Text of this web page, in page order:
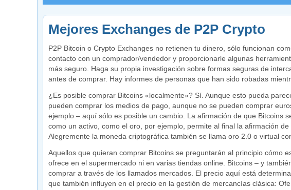
Mejores Exchanges de P2P Crypto
P2P Bitcoin o Crypto Exchanges no retienen tu dinero, sólo funcionan
contacto con un comprador/vendedor y proporcionarle algunas
más seguro. Haga su propia investigación sobre formas seguras de
antes de comprar. Hay informes de personas que han sido robadas
¿Es posible comprar Bitcoins «localmente»? Sí. Aunque esto pueda
pueden comprar los medios de pago, aunque no se pueden comprar
ejemplo – aquí sólo es posible un cambio. La afirmación de que Bitcoins
como un activo, como el oro, por ejemplo, permite al final la afirmación
Alegremente la moneda criptográfica también se llama oro 2.0 o virtual
Aquellos que quieran comprar Bitcoins se preguntarán al principio cómo
ofrece en el supermercado ni en varias tiendas online. Bitcoins – y
comprar a través de los llamados mercados. El precio aquí está
que también influyen en el precio en la gestión de mercancías clásica: